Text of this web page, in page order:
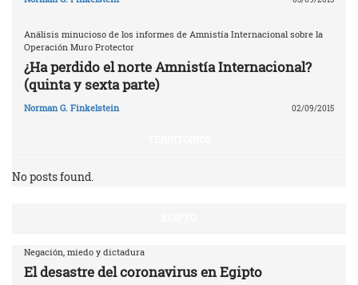
Análisis minucioso de los informes de Amnistía Internacional sobre la
Operación Muro Protector
¿Ha perdido el norte Amnistía Internacional?
(quinta y sexta parte)
Norman G. Finkelstein 02/09/2015
No posts found.
Negación, miedo y dictadura
El desastre del coronavirus en Egipto